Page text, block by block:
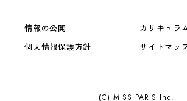
情報の公開
カリキュラ
個人情報保護方針
サイトマッ
(C) MISS PARIS Inc.